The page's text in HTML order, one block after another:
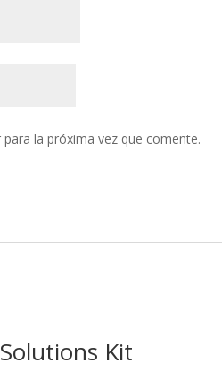
la próxima vez que comente.
Kit